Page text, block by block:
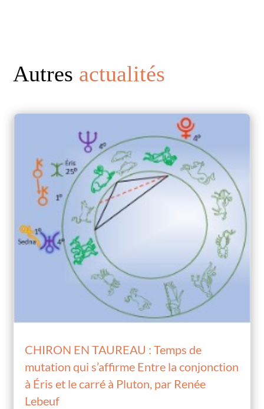
Autres actualités
CHIRON EN TAUREAU : Temps de
mutation qui s’affirme Entre la conjonction
à Éris et le carré à Pluton, par Renée
Lebeuf